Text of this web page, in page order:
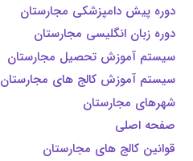
دوره پیش دامپزشکی مجارستان
دوره زبان انگلیسی مجارستان
سیستم آموزش تحصیل مجارستان
سیستم آموزش کالج های مجارستان
شهرهای مجارستان
صفحه اصلی
قوانین کالج های مجارستان